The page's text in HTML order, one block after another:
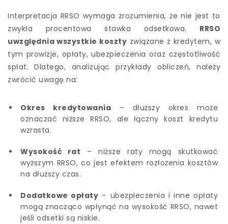
Interpretacja RRSO wymaga zrozumienia, że nie jest to
zwykła procentowa stawka odsetkowa. RRSO
uwzględnia wszystkie koszty związane z kredytem, w
tym prowizje, opłaty, ubezpieczenia oraz częstotliwość
spłat. Dlatego, analizując przykłady obliczeń, należy
zwrócić uwagę na:
Okres kredytowania – dłuższy okres może
oznaczać niższe RRSO, ale łączny koszt kredytu
wzrasta.
Wysokość rat – niższe raty mogą skutkować
wyższym RRSO, co jest efektem rozłożenia kosztów
na dłuższy czas.
Dodatkowe opłaty – ubezpieczenia i inne opłaty
mogą znacząco wpłynąć na wysokość RRSO, nawet
jeśli odsetki są niskie.